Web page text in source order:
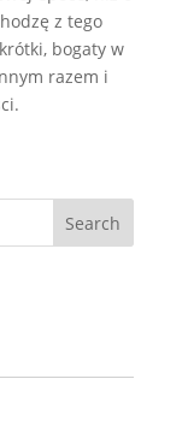
z tego
bogaty w
razem i